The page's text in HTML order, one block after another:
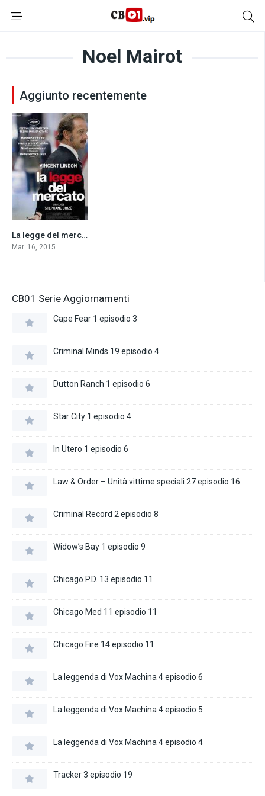
Noel Mairot
Aggiunto recentemente
6.8La legge del mercato (2015)
Mar. 16, 2015
CB01 Serie Aggiornamenti
Cape Fear 1 episodio 3
Criminal Minds 19 episodio 4
Dutton Ranch 1 episodio 6
Star City 1 episodio 4
In Utero 1 episodio 6
Law & Order – Unità vittime speciali 27 episodio 16
Criminal Record 2 episodio 8
Widow’s Bay 1 episodio 9
Chicago P.D. 13 episodio 11
Chicago Med 11 episodio 11
Chicago Fire 14 episodio 11
La leggenda di Vox Machina 4 episodio 6
La leggenda di Vox Machina 4 episodio 5
La leggenda di Vox Machina 4 episodio 4
Tracker 3 episodio 19